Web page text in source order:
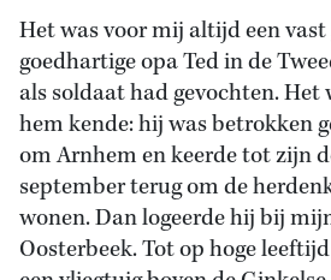
Het was voor mij altijd een
goedhartige opa Ted in de
als soldaat had gevochten. Het
hem kende: hij was betrokken
om Arnhem en keerde tot zijn
september terug om de
wonen. Dan logeerde hij bij
Oosterbeek. Tot op hoge